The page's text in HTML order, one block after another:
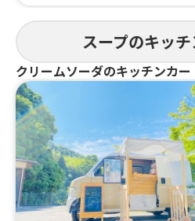
スープのキッ
クリームソーダのキッチンカー